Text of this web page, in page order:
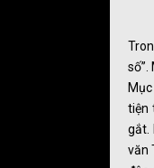
tiện
gắt.
văn